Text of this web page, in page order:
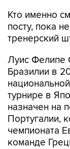
Кто именно
посту, пока
тренерский
Луис Фелипе
Бразилии в
турнире в
назначен на
Португалии,
чемпионата
команде